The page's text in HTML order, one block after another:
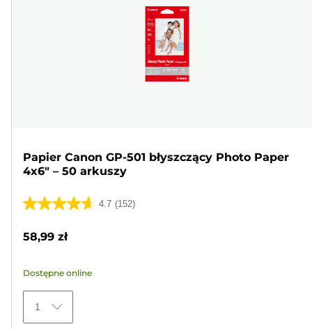
Papier Canon GP-501 błyszczący Photo Paper
4x6" – 50 arkuszy
4.7 (152)
4.7
5
152
Recenzji
58,99 zł
Dostępne online
1